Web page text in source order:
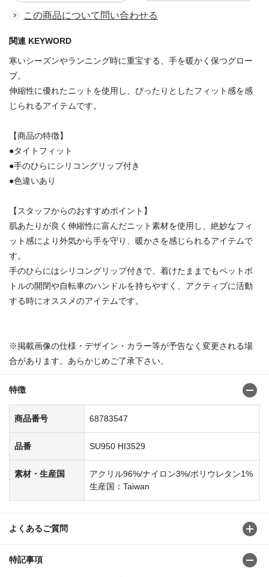
この商品について問い合わせる
関連 KEYWORD
寒いシーズンやランニング時に重宝する、手を暖かく保つグロー
ブ。
伸縮性に優れたニットを使用し、ぴったりとしたフィット感を感
じられるアイテムです。
【商品の特徴】
●タイトフィット
●手のひらにシリコングリップ付き
●色違いあり
【スタッフからのおすすめポイント】
肌あたりが良く伸縮性に富んだニット素材を使用し、絶妙なフィ
ット感により外気から手を守り、暖かさを感じられるアイテムで
す。
手のひらにはシリコングリップ付きで、着けたままでもペットボ
トルの開閉や自転車のハンドルを持ちやすく、アクティブに活動
する時にオススメのアイテムです。
※掲載画像の仕様・デザイン・カラー等が予告なく変更される場
合があります。あらかじめご了承下さい。
特徴
商品番号 68783547
品番 SU950 HI3529
素材・生産国
アクリル96%/ナイロン3%/ポリウレタン1%
生産国：Taiwan
よくあるご質問
特記事項